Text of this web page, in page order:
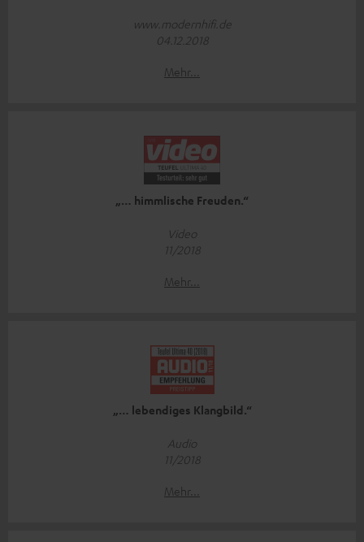
www.modernhifi.de
04.12.2018
Mehr...
„… himmlische Freuden.“
Video
11/2018
Mehr...
„… lebendiges Klangbild.“
Audio
11/2018
Mehr...